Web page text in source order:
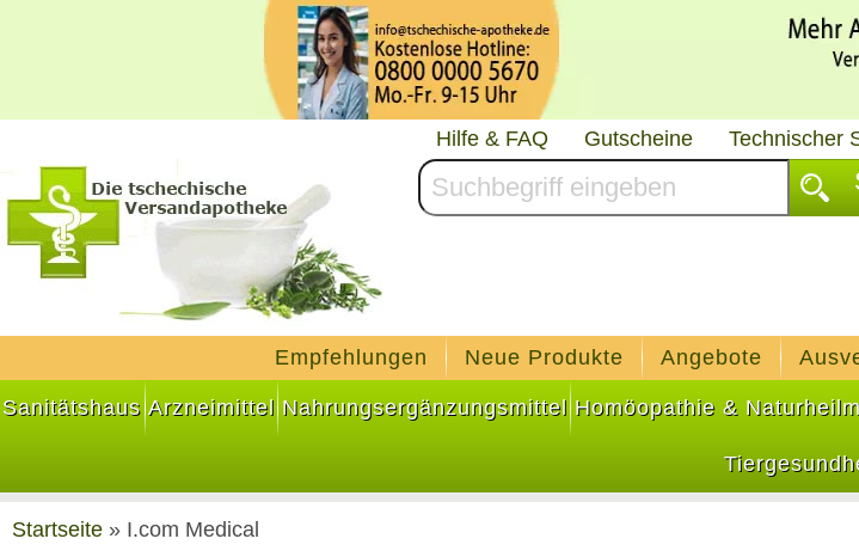
Hilfe & FAQ Gutscheine Technischer
Empfehlungen Neue Produkte Angebote
Sanitätshaus Arzneimittel Nahrungsergänzungsmittel Homöopathie &
Startseite » I.com Medical